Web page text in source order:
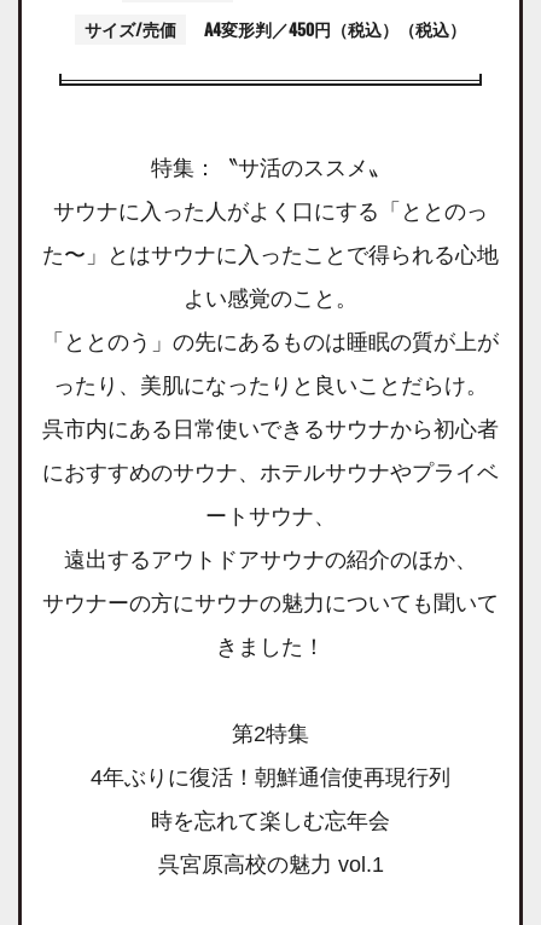
サイズ/売価
A4変形判／450円（税込）（税込）
特集：〝サ活のススメ〟
サウナに入った人がよく口にする「ととのっ
た〜」とはサウナに入ったことで得られる心地
よい感覚のこと。
「ととのう」の先にあるものは睡眠の質が上が
ったり、美肌になったりと良いことだらけ。
呉市内にある日常使いできるサウナから初心者
におすすめのサウナ、ホテルサウナやプライベ
ートサウナ、
遠出するアウトドアサウナの紹介のほか、
サウナーの方にサウナの魅力についても聞いて
きました！
第2特集
4年ぶりに復活！朝鮮通信使再現行列
時を忘れて楽しむ忘年会
呉宮原高校の魅力 vol.1